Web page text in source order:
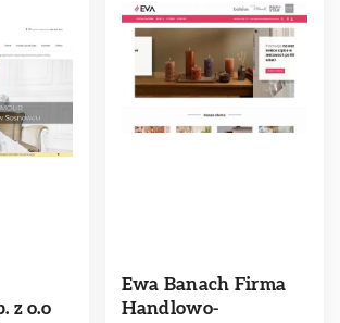
z o.o
Ewa Banach Firma
Handlowo-